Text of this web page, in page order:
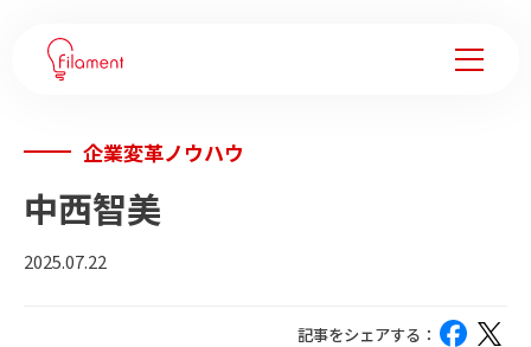
サービス
事例紹介
企業変革ノウハウ
中西智美
2025.07.22
記事をシェアする：